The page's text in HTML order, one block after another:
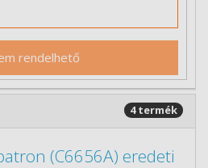
rendelhető
4 termék
(C6656A) eredeti